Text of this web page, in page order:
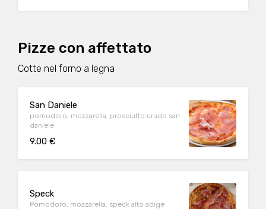
Pizze con affettato
Cotte nel forno a legna
San Daniele
pomodoro, mozzarella, prosciutto crudo san
daniele
9.00 €
Speck
Pomodoro, mozzarella, speck alto adige